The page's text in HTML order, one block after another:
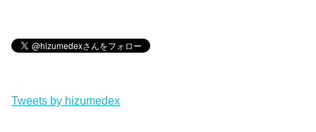
Tweets by hizumedex